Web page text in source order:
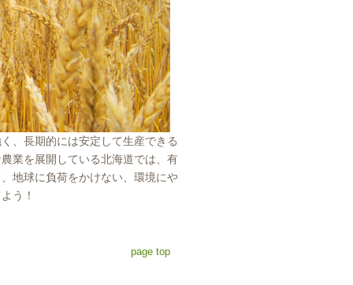
、長期的には安定して生産できる
業を展開している北海道では、有
地球に負荷をかけない、環境にや
う！
page top